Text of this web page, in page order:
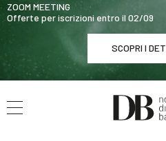
ZOOM MEETING
Offerte per iscrizioni entro il 02/09
SCOPRI I
WEBINAR / 23
Nuove linee guida EBA